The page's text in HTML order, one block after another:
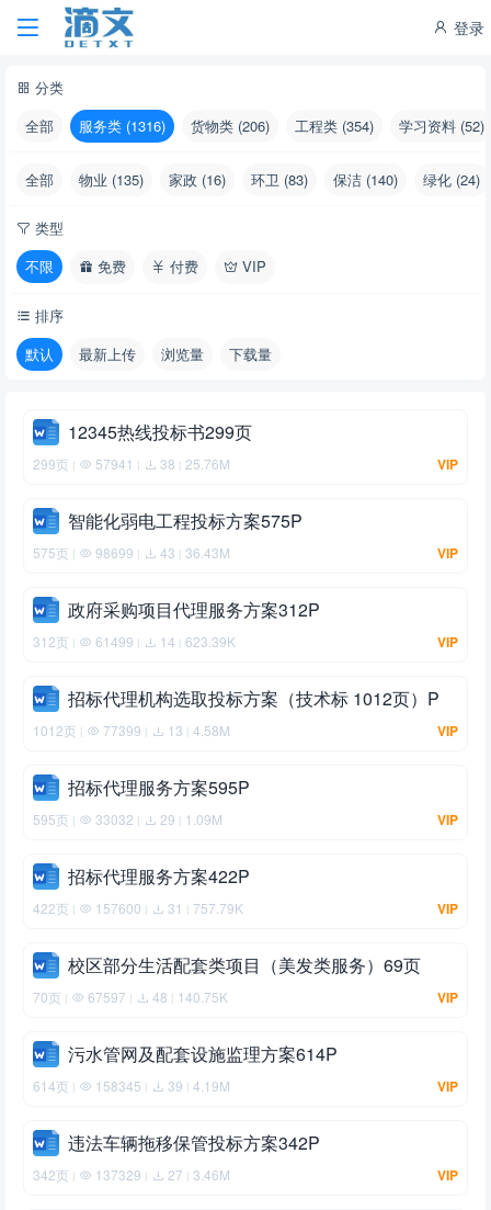
登录
分类
全部
服务类 (1316) 货物类 (206) 工程类 (354) 学习资料 (52)
全部 物业 (135) 家政 (16) 环卫 (83) 保洁 (140) 绿化 (24)
类型
不限
免费 付费 VIP
排序
默认
最新上传 浏览量 下载量
12345热线投标书299页
299页 | 57941 | 38 | 25.76M VIP
智能化弱电工程投标方案575P
575页 | 98699 | 43 | 36.43M VIP
政府采购项目代理服务方案312P
312页 | 61499 | 14 | 623.39K VIP
招标代理机构选取投标方案（技术标 1012页）P
1012页 | 77399 | 13 | 4.58M VIP
招标代理服务方案595P
595页 | 33032 | 29 | 1.09M VIP
招标代理服务方案422P
422页 | 157600 | 31 | 757.79K VIP
校区部分生活配套类项目（美发类服务）69页
70页 | 67597 | 48 | 140.75K VIP
污水管网及配套设施监理方案614P
614页 | 158345 | 39 | 4.19M VIP
违法车辆拖移保管投标方案342P
342页 | 137329 | 27 | 3.46M VIP